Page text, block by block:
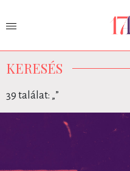
KERESÉS
39 találat: „”